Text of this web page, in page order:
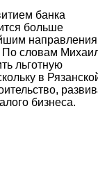
банка
больше
По словам
льготную
в
бизнеса.